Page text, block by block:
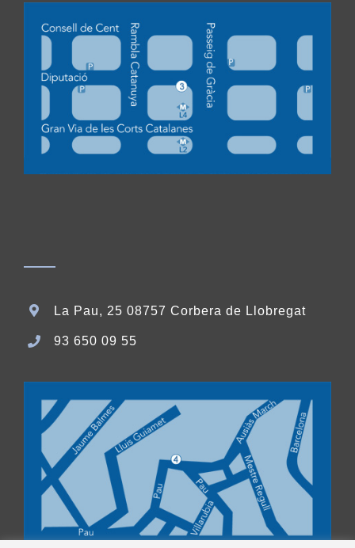
La Pau, 25 08757 Corbera de Llobregat
93 650 09 55